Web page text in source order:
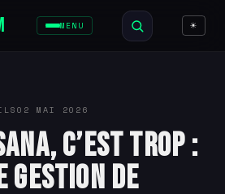
MENU ☀
02 MAI 2026
c’est trop :
gestion de